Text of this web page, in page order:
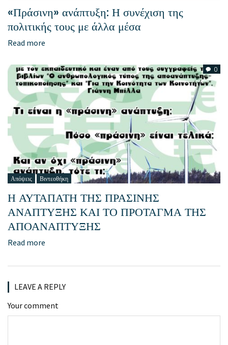
«Πράσινη» ανάπτυξη: Η συνέχιση της
πολιτικής τους με άλλα μέσα
Read more
0
Απόψεις Βιντεοθήκη
Η ΑΥΤΑΠΑΤΗ ΤΗΣ ΠΡΑΣΙΝΗΣ
ΑΝΑΠΤΥΞΗΣ ΚΑΙ ΤΟ ΠΡΟΤΑΓΜΑ ΤΗΣ
ΑΠΟΑΝΑΠΤΥΞΗΣ
Read more
LEAVE A REPLY
Your comment